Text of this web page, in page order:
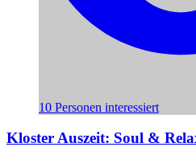
10 Personen interessiert
Kloster Auszeit: Soul &